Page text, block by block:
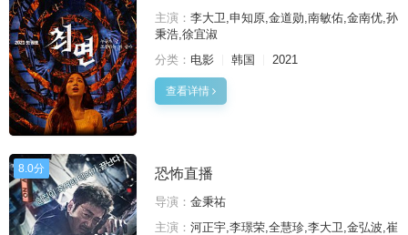
主演： 李大卫,申知原,金道勋,南敏佑,金南优,孙
秉浩,徐宜淑
分类： 电影 韩国 2021
查看详情
8.0分 恐怖直播
导演： 金秉祐
主演： 河正宇,李璟荣,全慧珍,李大卫,金弘波,崔